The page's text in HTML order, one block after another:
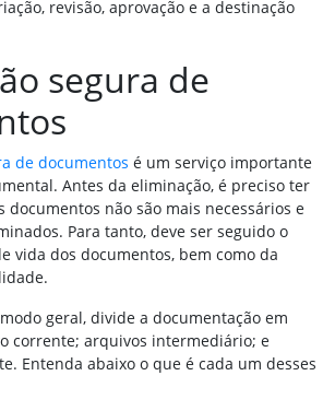
revisão, aprovação e a destinação
segura de
de documentos é um serviço importante
Antes da eliminação, é preciso ter
documentos não são mais necessários e
Para tanto, deve ser seguido o
vida dos documentos, bem como da
geral, divide a documentação em
corrente; arquivos intermediário; e
Entenda abaixo o que é cada um desses